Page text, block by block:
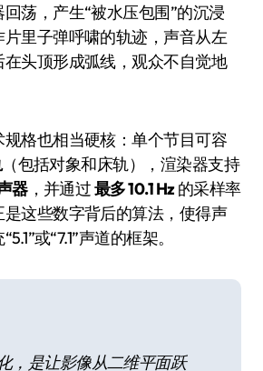
荡，产生“被水压包围”的沉浸
里子弹呼啸的轨迹，声音从左
头顶形成弧线，观众不自觉地
格也相当硬核：单个节目可容
（包括对象和床轨），渲染器支持
器，并通过最多 10.1 Hz的采样率
这些数字背后的算法，使得声
或“7.1”声道的框架。
，是让影像从二维平面跃